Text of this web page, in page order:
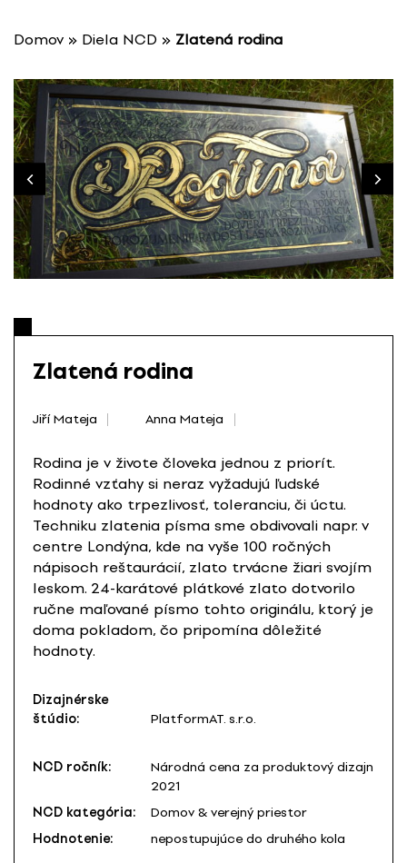
Domov » Diela NCD » Zlatená rodina
Zlatená rodina
Jiří Mateja Anna Mateja
Rodina je v živote človeka jednou z priorít.
Rodinné vzťahy si neraz vyžadujú ľudské
hodnoty ako trpezlivosť, toleranciu, či úctu.
Techniku zlatenia písma sme obdivovali napr. v
centre Londýna, kde na vyše 100 ročných
nápisoch reštaurácií, zlato trvácne žiari svojím
leskom. 24-karátové plátkové zlato dotvorilo
ručne maľované písmo tohto originálu, ktorý je
doma pokladom, čo pripomína dôležité
hodnoty.
Dizajnérske
štúdio:
PlatformAT. s.r.o.
NCD ročník:
Národná cena za produktový dizajn
2021
NCD kategória:
Domov & verejný priestor
Hodnotenie:
nepostupujúce do druhého kola